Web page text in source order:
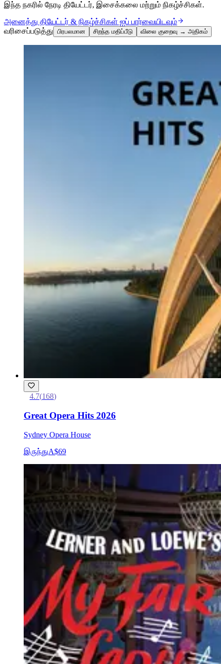
இந்த நகரில் நேரடி தியேட்டர், இசைக்கலை மற்றும் நிகழ்ச்சிகள்.
அனைத்து தியேட்டர் & நிகழ்ச்சிகள் ஐப் பார்வையிடவும்
வரிசைப்படுத்து பிரபலமான சிறந்த மதிப்பீடு விலை குறைவு → அதிகம்
4.7(168)
Great Opera Hits 2026
Sydney Opera House
இருந்துA$69